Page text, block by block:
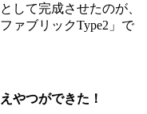
して完成させたのが、
ァブリックType2」で
やつができた！